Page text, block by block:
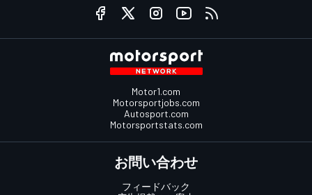
Motor1.com
Motorsportjobs.com
Autosport.com
Motorsportstats.com
お問い合わせ
フィードバック